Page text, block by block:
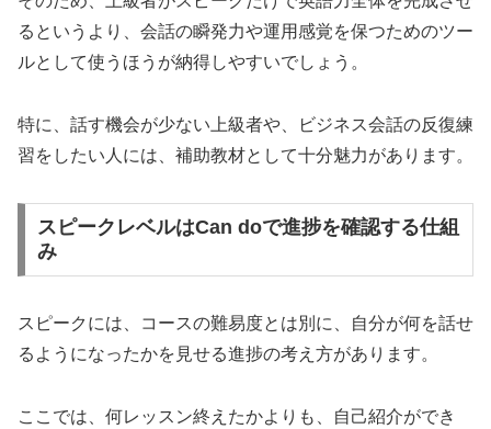
るというより、会話の瞬発力や運用感覚を保つためのツー
ルとして使うほうが納得しやすいでしょう。
特に、話す機会が少ない上級者や、ビジネス会話の反復練
習をしたい人には、補助教材として十分魅力があります。
スピークレベルはCan doで進捗を確認する仕組
み
スピークには、コースの難易度とは別に、自分が何を話せ
るようになったかを見せる進捗の考え方があります。
ここでは、何レッスン終えたかよりも、自己紹介ができ